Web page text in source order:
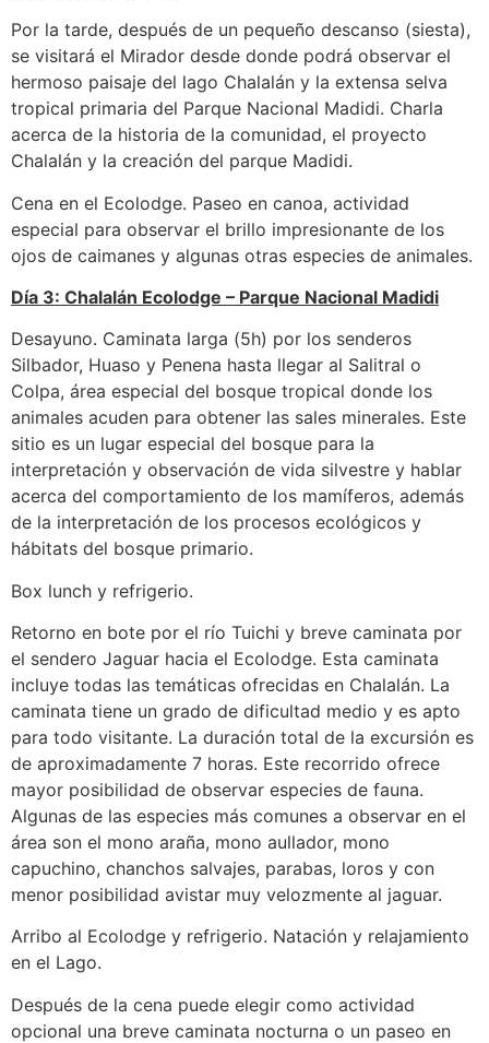
Por la tarde, después de un pequeño descanso (siesta),
se visitará el Mirador desde donde podrá observar el
hermoso paisaje del lago Chalalán y la extensa selva
tropical primaria del Parque Nacional Madidi. Charla
acerca de la historia de la comunidad, el proyecto
Chalalán y la creación del parque Madidi.
Cena en el Ecolodge. Paseo en canoa, actividad
especial para observar el brillo impresionante de los
ojos de caimanes y algunas otras especies de animales.
Día 3: Chalalán Ecolodge – Parque Nacional Madidi
Desayuno. Caminata larga (5h) por los senderos
Silbador, Huaso y Penena hasta llegar al Salitral o
Colpa, área especial del bosque tropical donde los
animales acuden para obtener las sales minerales. Este
sitio es un lugar especial del bosque para la
interpretación y observación de vida silvestre y hablar
acerca del comportamiento de los mamíferos, además
de la interpretación de los procesos ecológicos y
hábitats del bosque primario.
Box lunch y refrigerio.
Retorno en bote por el río Tuichi y breve caminata por
el sendero Jaguar hacia el Ecolodge. Esta caminata
incluye todas las temáticas ofrecidas en Chalalán. La
caminata tiene un grado de dificultad medio y es apto
para todo visitante. La duración total de la excursión es
de aproximadamente 7 horas. Este recorrido ofrece
mayor posibilidad de observar especies de fauna.
Algunas de las especies más comunes a observar en el
área son el mono araña, mono aullador, mono
capuchino, chanchos salvajes, parabas, loros y con
menor posibilidad avistar muy velozmente al jaguar.
Arribo al Ecolodge y refrigerio. Natación y relajamiento
en el Lago.
Después de la cena puede elegir como actividad
opcional una breve caminata nocturna o un paseo en